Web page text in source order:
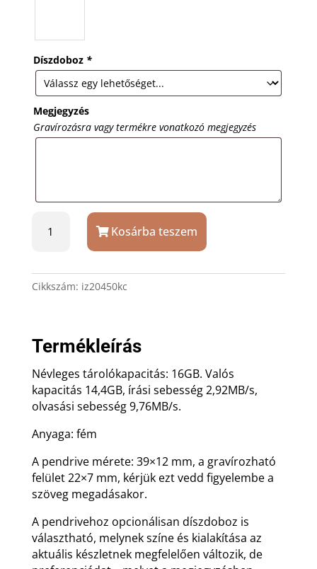
Díszdoboz *
Megjegyzés
Gravírozásra vagy termékre vonatkozó megjegyzés
ajándék
Kosárba teszem
Cikkszám: iz20450kc
Termékleírás
Névleges tárolókapacitás: 16GB. Valós
kapacitás 14,4GB, írási sebesség 2,92MB/s,
olvasási sebesség 9,76MB/s.
Anyaga: fém
A pendrive mérete: 39×12 mm, a gravírozható
felület 22×7 mm, kérjük ezt vedd figyelembe a
szöveg megadásakor.
A pendrivehoz opcionálisan díszdoboz is
választható, melynek színe és kialakítása az
aktuális készletnek megfelelően változik, de